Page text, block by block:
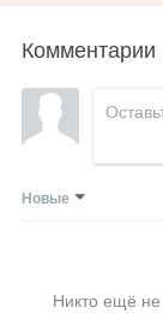
Комментарии
Новые
Никто ещё не